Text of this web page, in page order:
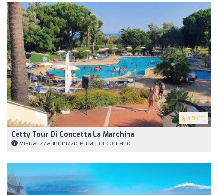
4.9 (15)
Cetty Tour Di Concetta La Marchina
Visualizza indirizzo e dati di contatto